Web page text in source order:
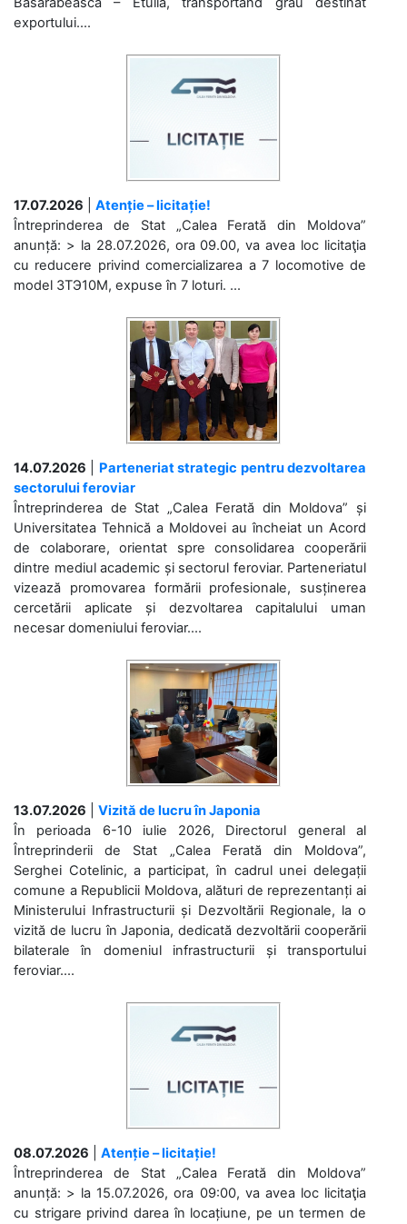
exportului....
17.07.2026
Atenție – licitație!
Întreprinderea de Stat „Calea Ferată din Moldova”
anunță: > la 28.07.2026, ora 09.00, va avea loc licitaţia
cu reducere privind comercializarea a 7 locomotive de
model 3ТЭ10М, expuse în 7 loturi. ...
14.07.2026
Parteneriat strategic pentru dezvoltarea
sectorului feroviar
Întreprinderea de Stat „Calea Ferată din Moldova” și
Universitatea Tehnică a Moldovei au încheiat un Acord
de colaborare, orientat spre consolidarea cooperării
dintre mediul academic și sectorul feroviar. Parteneriatul
vizează promovarea formării profesionale, susținerea
cercetării aplicate și dezvoltarea capitalului uman
necesar domeniului feroviar....
13.07.2026
Vizită de lucru în Japonia
În perioada 6-10 iulie 2026, Directorul general al
Întreprinderii de Stat „Calea Ferată din Moldova”,
Serghei Cotelinic, a participat, în cadrul unei delegații
comune a Republicii Moldova, alături de reprezentanți ai
Ministerului Infrastructurii și Dezvoltării Regionale, la o
vizită de lucru în Japonia, dedicată dezvoltării cooperării
bilaterale în domeniul infrastructurii și transportului
feroviar....
08.07.2026
Atenție – licitație!
Întreprinderea de Stat „Calea Ferată din Moldova”
anunță: > la 15.07.2026, ora 09:00, va avea loc licitaţia
cu strigare privind darea în locațiune, pe un termen de